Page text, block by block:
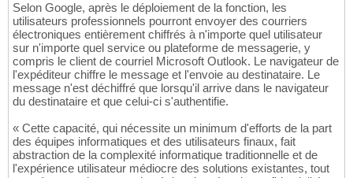
Selon Google, après le déploiement de la fonction, les
utilisateurs professionnels pourront envoyer des courriers
électroniques entièrement chiffrés à n'importe quel utilisateur
sur n'importe quel service ou plateforme de messagerie, y
compris le client de courriel Microsoft Outlook. Le navigateur de
l'expéditeur chiffre le message et l'envoie au destinataire. Le
message n'est déchiffré que lorsqu'il arrive dans le navigateur
du destinataire et que celui-ci s'authentifie.
« Cette capacité, qui nécessite un minimum d'efforts de la part
des équipes informatiques et des utilisateurs finaux, fait
abstraction de la complexité informatique traditionnelle et de
l'expérience utilisateur médiocre des solutions existantes, tout